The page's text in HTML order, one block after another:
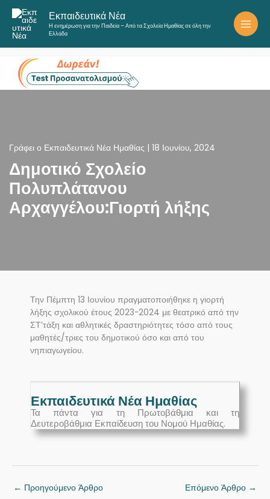
Μετάβαση
στο
περιεχόμενο
Εκπαιδευτικά Νέα
Η ενημέρωση για την Παιδεία – Από τα Σχολεία Ημαθίας σε όλη την
Ελλάδα
Γράφει ο Εκπαιδευτικά Νέα Ημαθίας 18 Ιουνίου, 2024
Δημοτικό Σχολείο
Πολυπλάτανου
Αρχαγγέλου:Γιορτή λήξης
Την Πέμπτη 13 Ιουνίου πραγματοποιήθηκε η γιορτή
λήξης σχολικού έτους 2023-2024 με θεατρικό από την
ΣΤ’τάξη και αθλητικές δραστηριότητες τόσο από τους
μαθητές/τριες του δημοτικού όσο και από του
νηπιαγωγείου.
Εκπαιδευτικά Νέα Ημαθίας
Τα πάντα για τη Πρωτοβάθμια και τη
Δευτεροβάθμια Εκπαίδευση του Νομού Ημαθίας.
← Προηγούμενο Άρθρο Επόμενο Άρθρο →